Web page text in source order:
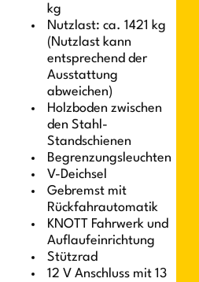
kg
Nutzlast: ca. 1421 kg
(Nutzlast kann
entsprechend der
Ausstattung
abweichen)
Holzboden zwischen
den Stahl-
Standschienen
Begrenzungsleuchten
V-Deichsel
Gebremst mit
Rückfahrautomatik
KNOTT Fahrwerk und
Auflaufeinrichtung
Stützrad
12 V Anschluss mit 13